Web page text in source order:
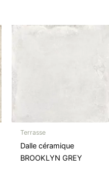
Terrasse
Dalle céramique
BROOKLYN GREY